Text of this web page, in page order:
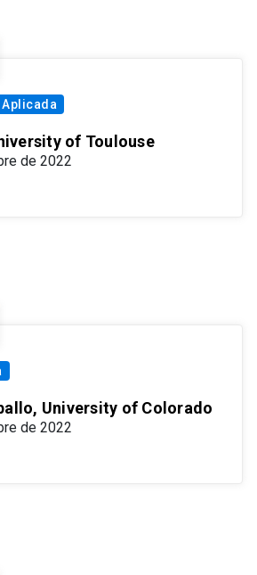
of Toulouse
de 2022
University of Colorado
de 2022